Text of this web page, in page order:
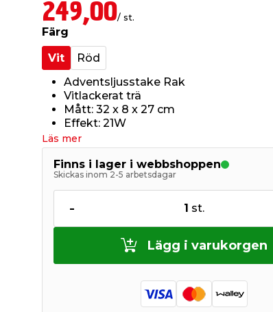
249,00/ st.
Färg
Vit
Röd
Adventsljusstake Rak
Vitlackerat trä
Mått: 32 x 8 x 27 cm
Effekt: 21W
Läs mer
Finns i lager i webbshoppen
Skickas inom 2-5 arbetsdagar
- 1 st.
Lägg i varukorgen